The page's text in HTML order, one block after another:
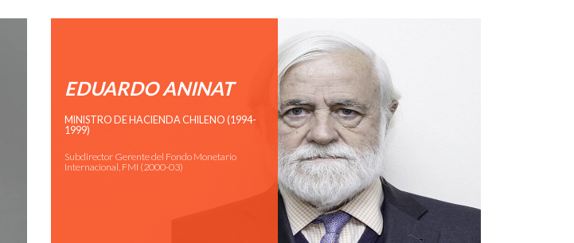
EDUARDO ANINAT
MINISTRO DE HACIENDA CHILENO (1994-
1999)
Subdirector Gerente del Fondo Monetario
Internacional, FMI (2000-03)